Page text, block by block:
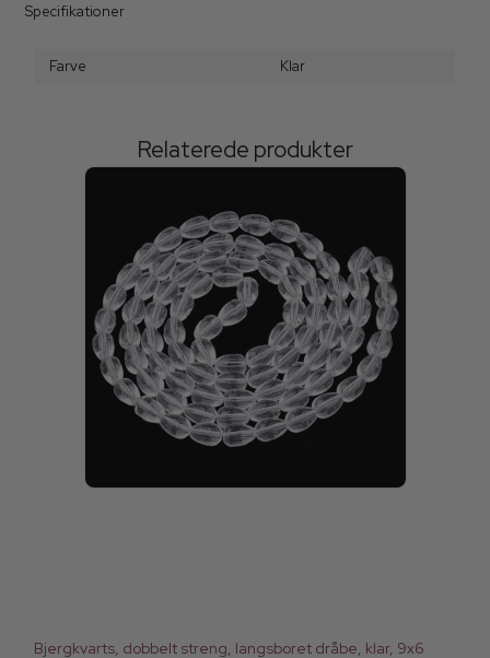
Specifikationer
Farve Klar
Relaterede produkter
Bjergkvarts, dobbelt streng, langsboret dråbe, klar, 9x6